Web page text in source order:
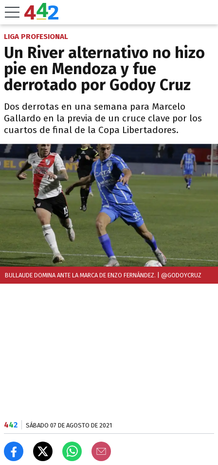
LIGA PROFESIONAL
Un River alternativo no hizo
pie en Mendoza y fue
derrotado por Godoy Cruz
Dos derrotas en una semana para Marcelo
Gallardo en la previa de un cruce clave por los
cuartos de final de la Copa Libertadores.
BULLAUDE DOMINA ANTE LA MARCA DE ENZO FERNÁNDEZ. | @GODOYCRUZ
442 SÁBADO 07 DE AGOSTO DE 2021